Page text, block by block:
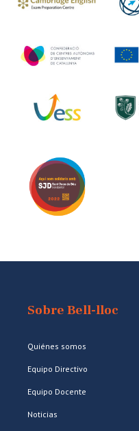
Sobre Bell-lloc
Quiénes somos
Equipo Directivo
Equipo Docente
Noticias